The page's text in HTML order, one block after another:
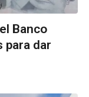
Banco
para dar